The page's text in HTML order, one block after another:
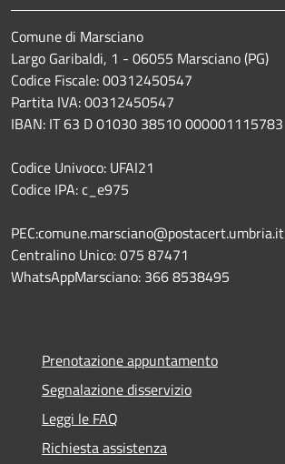
Comune di Marsciano
Largo Garibaldi, 1 - 06055 Marsciano (PG)
Codice Fiscale: 00312450547
Partita IVA: 00312450547
IBAN: IT 63 D 01030 38510 000001115783
Codice Univoco: UFAI21
Codice IPA: c_e975
PEC:comune.marsciano@postacert.umbria.it
Centralino Unico: 075 87471
WhatsAppMarsciano: 366 8538495
Prenotazione appuntamento
Segnalazione disservizio
Leggi le FAQ
Richiesta assistenza